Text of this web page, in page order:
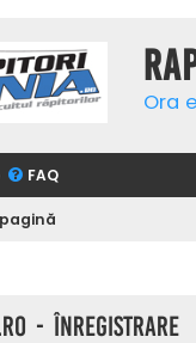
Ora
FAQ
- Înregistrare